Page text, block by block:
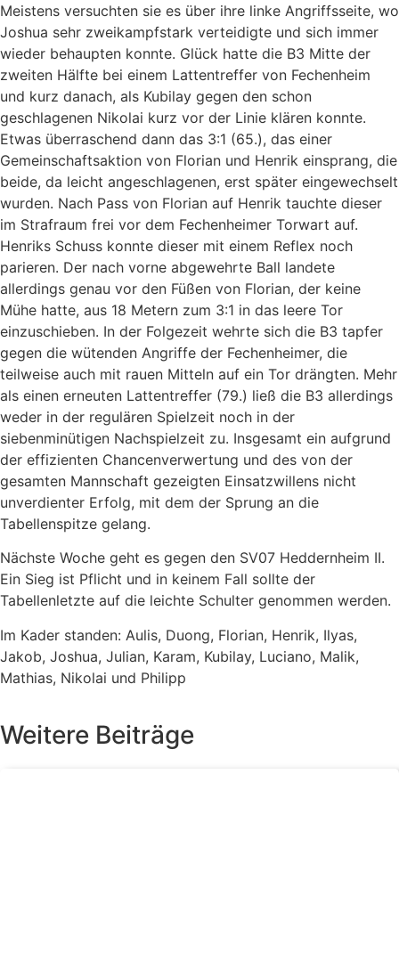
Meistens versuchten sie es über ihre linke Angriffsseite, wo
Joshua sehr zweikampfstark verteidigte und sich immer
wieder behaupten konnte. Glück hatte die B3 Mitte der
zweiten Hälfte bei einem Lattentreffer von Fechenheim
und kurz danach, als Kubilay gegen den schon
geschlagenen Nikolai kurz vor der Linie klären konnte.
Etwas überraschend dann das 3:1 (65.), das einer
Gemeinschaftsaktion von Florian und Henrik einsprang, die
beide, da leicht angeschlagenen, erst später eingewechselt
wurden. Nach Pass von Florian auf Henrik tauchte dieser
im Strafraum frei vor dem Fechenheimer Torwart auf.
Henriks Schuss konnte dieser mit einem Reflex noch
parieren. Der nach vorne abgewehrte Ball landete
allerdings genau vor den Füßen von Florian, der keine
Mühe hatte, aus 18 Metern zum 3:1 in das leere Tor
einzuschieben. In der Folgezeit wehrte sich die B3 tapfer
gegen die wütenden Angriffe der Fechenheimer, die
teilweise auch mit rauen Mitteln auf ein Tor drängten. Mehr
als einen erneuten Lattentreffer (79.) ließ die B3 allerdings
weder in der regulären Spielzeit noch in der
siebenminütigen Nachspielzeit zu. Insgesamt ein aufgrund
der effizienten Chancenverwertung und des von der
gesamten Mannschaft gezeigten Einsatzwillens nicht
unverdienter Erfolg, mit dem der Sprung an die
Tabellenspitze gelang.
Nächste Woche geht es gegen den SV07 Heddernheim II.
Ein Sieg ist Pflicht und in keinem Fall sollte der
Tabellenletzte auf die leichte Schulter genommen werden.
Im Kader standen: Aulis, Duong, Florian, Henrik, Ilyas,
Jakob, Joshua, Julian, Karam, Kubilay, Luciano, Malik,
Mathias, Nikolai und Philipp
Weitere Beiträge